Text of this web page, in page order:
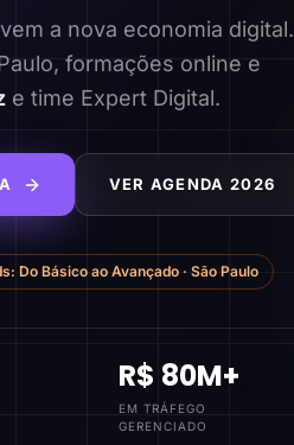
a nova economia digital.
formações online e
e time Expert Digital.
VER AGENDA 2026
Do Básico ao Avançado · São Paulo
R$ 80M+
EM TRÁFEGO
GERENCIADO